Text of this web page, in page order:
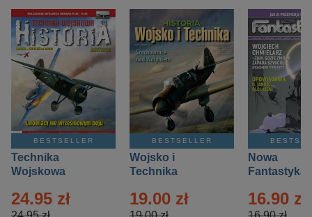
BESTSELLER
Technika
Wojskowa
– 2/2026
24.95 zł
BESTSELLER
Wojsko i
Technika
Specjalne –
Eprasa – 2/2026
19.00 zł
Nowa
Fantastyka
16.90 zł